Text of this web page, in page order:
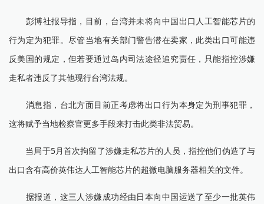
彭博社报导指，目前，台湾并未将向中国出口人工智能芯片的
行为定为犯罪。尽管当地有关部门警告潜在卖家，此类出口可能违
反美国的规定，但若要通过岛内司法途径追究责任，只能指控涉嫌
走私者违反了其他现行台湾法规。
消息指，台北方面目前正考虑将出口行为本身定为刑事犯罪，
这将赋予当地检察官更多手段来打击此类非法贸易。
当局于5月首次拘留了涉嫌走私芯片的人员，指控他们伪造了与
出口含有高价英伟达人工智能芯片的超微电脑服务器相关的文件。
据报道，这三人涉嫌成功经由日本向中国运送了至少一批英伟